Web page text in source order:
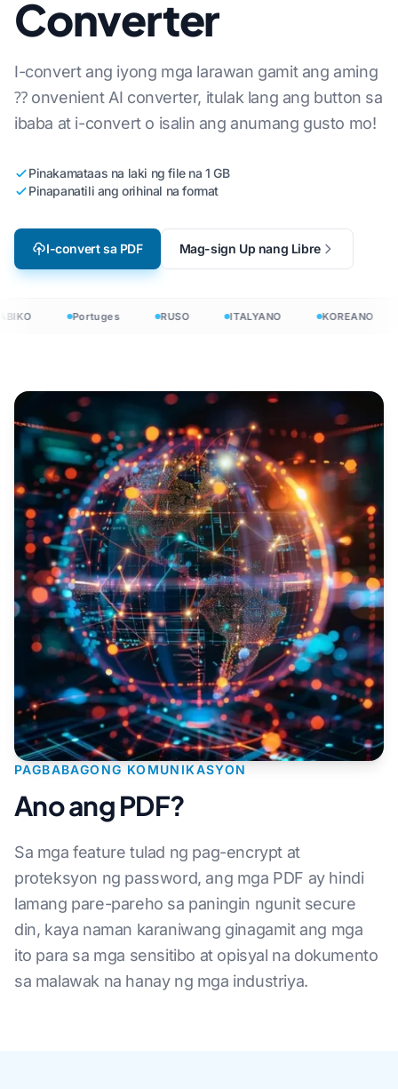
Converter
I-convert ang iyong mga larawan gamit ang aming
⁇ onvenient AI converter, itulak lang ang button sa
ibaba at i-convert o isalin ang anumang gusto mo!
Pinakamataas na laki ng file na 1 GB
Pinapanatili ang orihinal na format
I-convert sa PDF Mag-sign Up nang Libre
Portuges RUSO ITALYANO KOREANO
PAGBABAGONG KOMUNIKASYON
Ano ang PDF?
Sa mga feature tulad ng pag-encrypt at
proteksyon ng password, ang mga PDF ay hindi
lamang pare-pareho sa paningin ngunit secure
din, kaya naman karaniwang ginagamit ang mga
ito para sa mga sensitibo at opisyal na dokumento
sa malawak na hanay ng mga industriya.